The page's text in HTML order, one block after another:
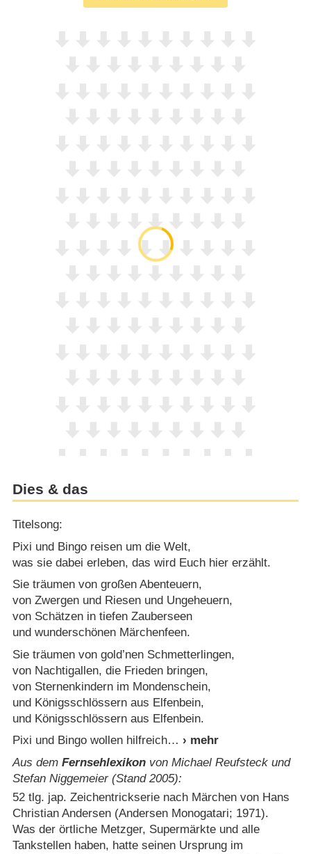
Dies & das
Titelsong:
Pixi und Bingo reisen um die Welt,
was sie dabei erleben, das wird Euch hier erzählt.
Sie träumen von großen Abenteuern,
von Zwergen und Riesen und Ungeheuern,
von Schätzen in tiefen Zauberseen
und wunderschönen Märchenfeen.
Sie träumen von gold’nen Schmetterlingen,
von Nachtigallen, die Frieden bringen,
von Sternenkindern im Mondenschein,
und Königsschlössern aus Elfenbein,
und Königsschlössern aus Elfenbein.
Pixi und Bingo wollen hilfreich
Aus dem Fernsehlexikonvon Michael Reufsteck und
Stefan Niggemeier (Stand 2005):
52 tlg. jap. Zeichentrickserie nach Märchen von Hans
Christian Andersen (Andersen Monogatari; 1971).
Was der örtliche Metzger, Supermärkte und alle
Tankstellen haben, hatte seinen Ursprung im